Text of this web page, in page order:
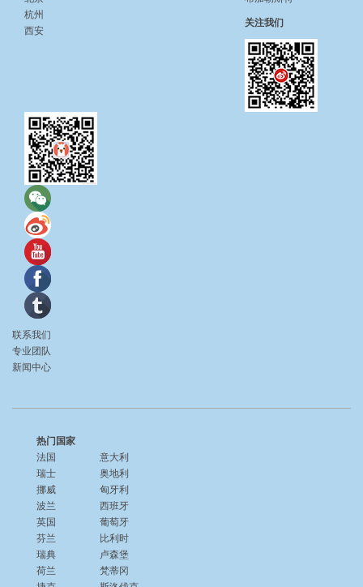
杭州
西安
关注我们
联系我们
专业团队
新闻中心
热门国家
法国
瑞士
挪威
波兰
英国
芬兰
瑞典
荷兰
意大利
奥地利
匈牙利
西班牙
葡萄牙
比利时
卢森堡
梵蒂冈